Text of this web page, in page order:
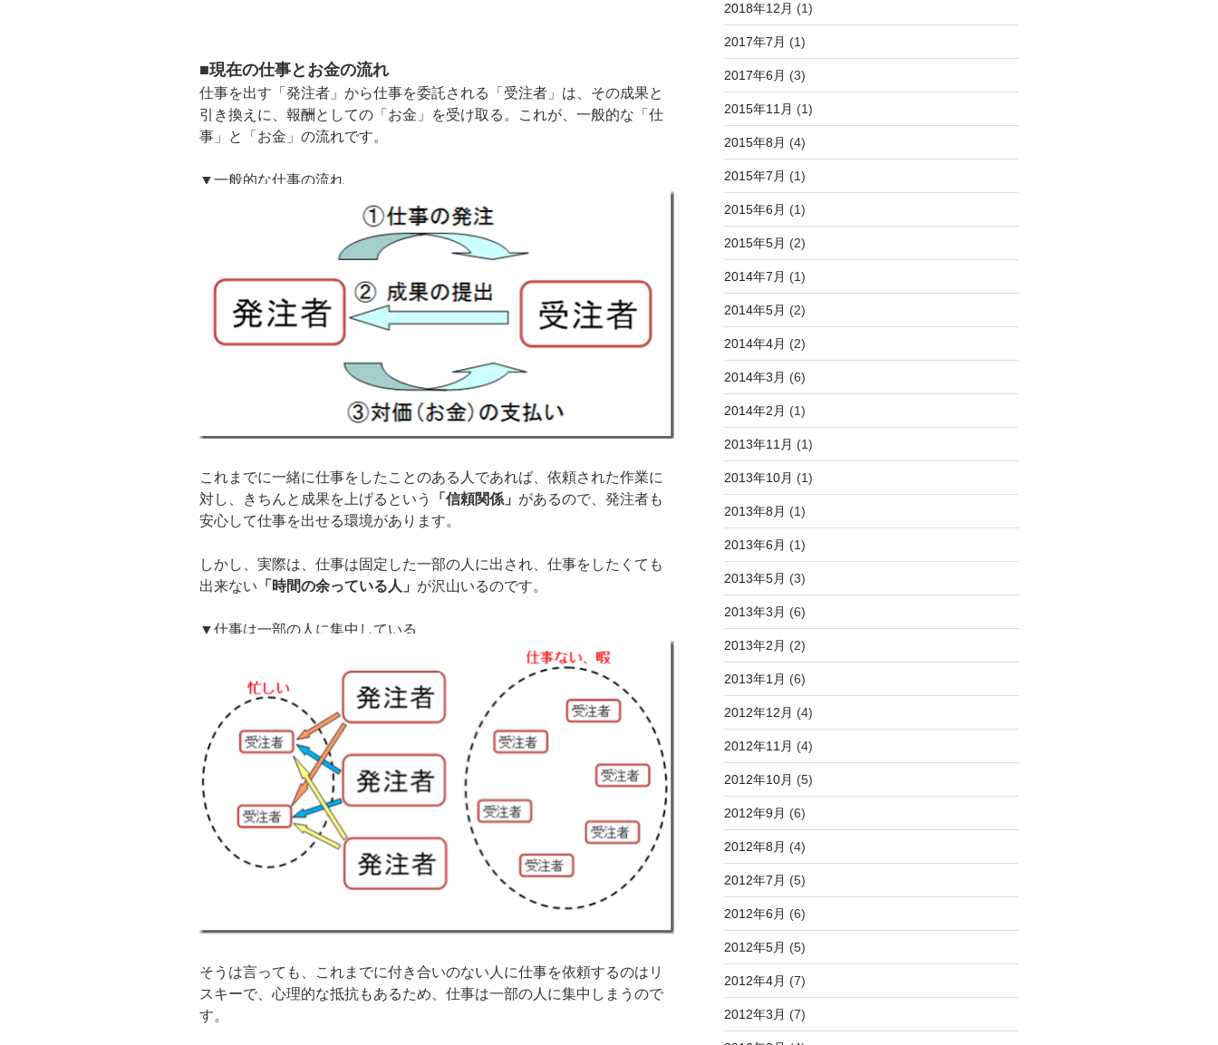
■現在の仕事とお金の流れ
仕事を出す「発注者」から仕事を委託される「受注者」は、その成果と
引き換えに、報酬としての「お金」を受け取る。これが、一般的な「仕
事」と「お金」の流れです。
▼一般的な仕事の流れ
これまでに一緒に仕事をしたことのある人であれば、依頼された作業に
対し、きちんと成果を上げるという
「信頼関係」 があるので、発注者も
安心して仕事を出せる環境があります。
しかし、実際は、仕事は固定した一部の人に出され、仕事をしたくても
出来ない 「時間の余っている人」 が沢山いるのです。
▼仕事は一部の人に集中している
そうは言っても、これまでに付き合いのない人に仕事を依頼するのはリ
スキーで、心理的な抵抗もあるため、仕事は一部の人に集中しまうので
す。
2018年12月 (1)
2017年7月 (1)
2017年6月 (3)
2015年11月 (1)
2015年8月 (4)
2015年7月 (1)
2015年6月 (1)
2015年5月 (2)
2014年7月 (1)
2014年5月 (2)
2014年4月 (2)
2014年3月 (6)
2014年2月 (1)
2013年11月 (1)
2013年10月 (1)
2013年8月 (1)
2013年6月 (1)
2013年5月 (3)
2013年3月 (6)
2013年2月 (2)
2013年1月 (6)
2012年12月 (4)
2012年11月 (4)
2012年10月 (5)
2012年9月 (6)
2012年8月 (4)
2012年7月 (5)
2012年6月 (6)
2012年5月 (5)
2012年4月 (7)
2012年3月 (7)